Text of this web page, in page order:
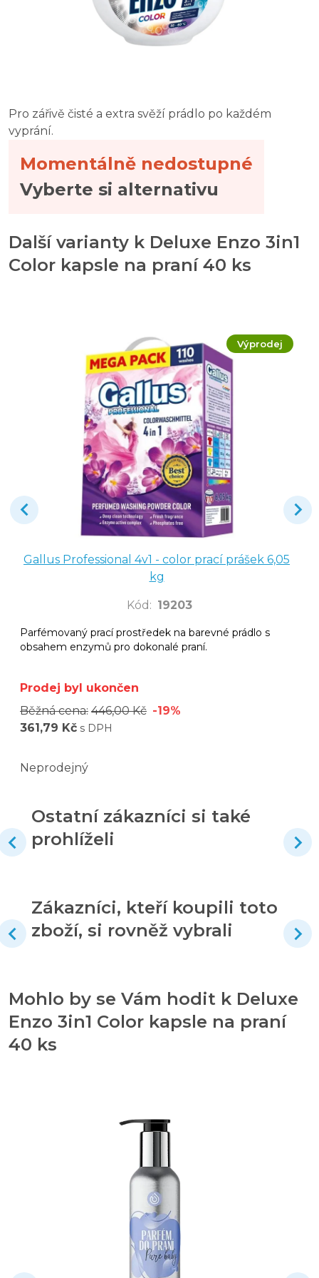
Pro zářivě čisté a extra svěží prádlo po každém
vyprání.
Momentálně nedostupné
Vyberte si alternativu
Další varianty k Deluxe Enzo 3in1
Color kapsle na praní 40 ks
Výprodej
Gallus Professional 4v1 - color prací prášek 6,05
kg
Kód : 19203
Parfémovaný prací prostředek na barevné prádlo s
obsahem enzymů pro dokonalé praní.
Prodej byl ukončen
Běžná cena: 446,00 Kč -19%
361,79 Kč s DPH
Neprodejný
Ostatní zákazníci si také
prohlíželi
Zákazníci, kteří koupili toto
zboží, si rovněž vybrali
Mohlo by se Vám hodit k Deluxe
Enzo 3in1 Color kapsle na praní
40 ks